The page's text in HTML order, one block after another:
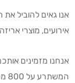
אנו גאים להוביל את
אירועים, מוצרי
אנחנו מזמינים